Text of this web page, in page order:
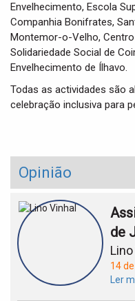
Envelhecimento, Escola
Companhia Bonifrates,
Montemor-o-Velho,
Solidariedade Social de
Envelhecimento de Ílhavo.
Todas as actividades são
celebração inclusiva para
Opinião
de
Lino
14
Ler